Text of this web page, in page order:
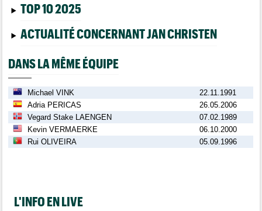
TOP 10 2025
ACTUALITÉ CONCERNANT JAN CHRISTEN
DANS LA MÊME ÉQUIPE
Michael VINK
22.11.1991
Adria PERICAS
26.05.2006
Vegard Stake LAENGEN
07.02.1989
Kevin VERMAERKE
06.10.2000
Rui OLIVEIRA
05.09.1996
L'INFO EN LIVE